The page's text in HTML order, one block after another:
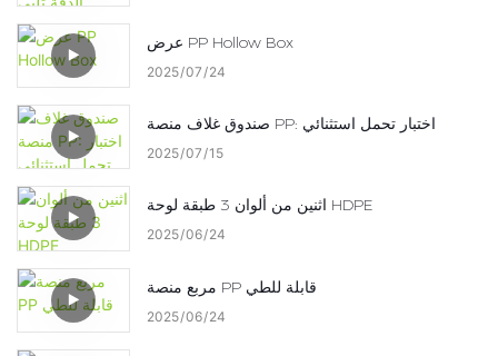
عرض PP Hollow Box
2025 07 24
صندوق غلاف منصة PP: اختبار تحمل استثنائي
2025 07 15
اثنين من ألوان 3 طبقة لوحة HDPE
2025 06 24
مربع منصة PP قابلة للطي
2025 06 24